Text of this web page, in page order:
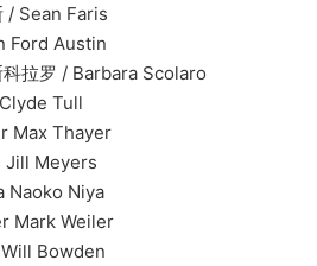
Faris
Austin
/ Barbara Scolaro
Tull
Thayer
Niya
Weiler
Bowden